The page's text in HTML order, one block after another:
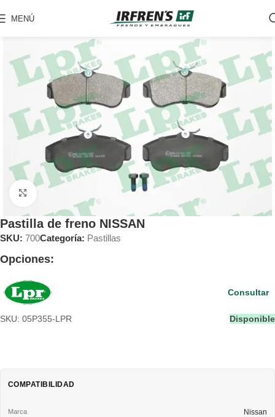
MENÚ
Pastilla de freno NISSAN
SKU: 700Categoría: Pastillas
Opciones:
SKU: 05P355-LPR Disponible
Consultar
COMPATIBILIDAD
Nissan